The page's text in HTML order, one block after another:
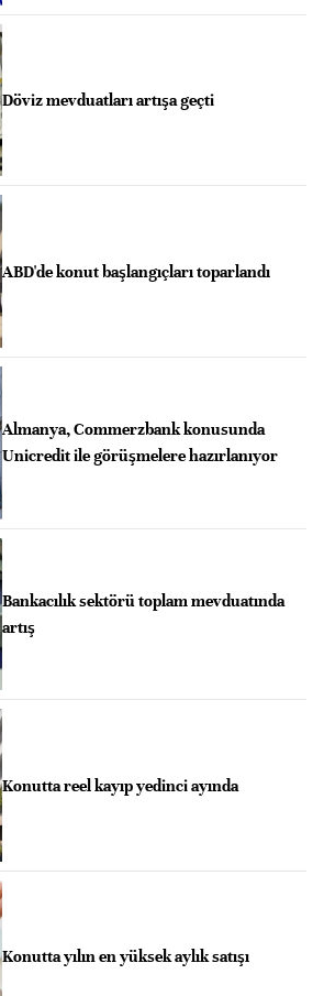
Döviz mevduatları artışa geçti
ABD'de konut başlangıçları toparlandı
Almanya, Commerzbank konusunda
Unicredit ile görüşmelere hazırlanıyor
Bankacılık sektörü toplam mevduatında
artış
Konutta reel kayıp yedinci ayında
Konutta yılın en yüksek aylık satışı